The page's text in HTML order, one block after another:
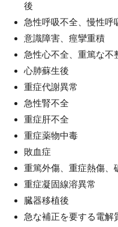
後
急性呼吸不全、慢性呼
意識障害、痙攣重積
急性心不全、重篤な不
心肺蘇生後
重症代謝異常
急性腎不全
重症肝不全
重症薬物中毒
敗血症
重篤外傷、重症熱傷、
重症凝固線溶異常
臓器移植後
急な補正を要する電解